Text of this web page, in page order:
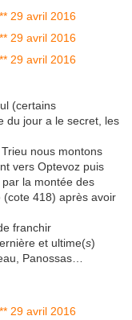
(certains
du jour a le secret, les
nous montons
vers Optevoz puis
la montée des
(cote 418) après avoir
franchir
et ultime(s)
Panossas…